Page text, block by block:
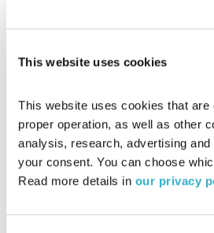
This website uses cookies
This website uses cookies that are
proper operation, as well as other
analysis, research, advertising
your consent. You can choose
Read more details in our privacy
מוזיקלי עמוס ניחוחים וטעמים